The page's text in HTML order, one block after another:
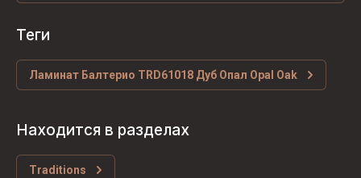
теги
Ламинат Балтерио TRD61018 Дуб Опал Opal Oak
Находится в разделах
Traditions